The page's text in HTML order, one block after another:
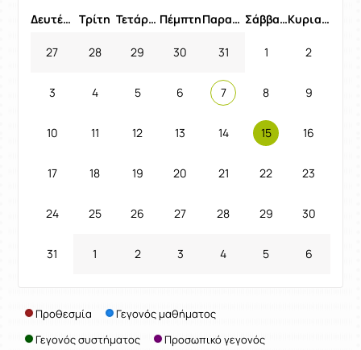
Δευτέρα Τρίτη Τετάρτη Πέμπτη Παρασκευή Σάββατο Κυριακή
27 28 29 30 31 1 2
3 4 5 6 7 8 9
10 11 12 13 14 15 16
17 18 19 20 21 22 23
24 25 26 27 28 29 30
31 1 2 3 4 5 6
Προθεσμία
Γεγονός μαθήματος
Γεγονός συστήματος
Προσωπικό γεγονός